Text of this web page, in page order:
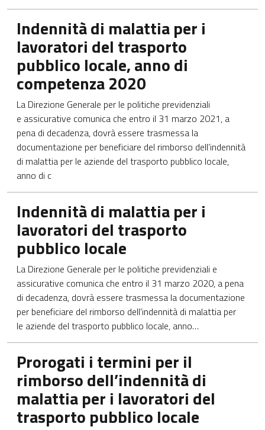
Indennità di malattia per i
lavoratori del trasporto
pubblico locale, anno di
competenza 2020
La Direzione Generale per le politiche previdenziali
e assicurative comunica che entro il 31 marzo 2021, a
pena di decadenza, dovrà essere trasmessa la
documentazione per beneficiare del rimborso dell’indennità
di malattia per le aziende del trasporto pubblico locale,
anno di c
Indennità di malattia per i
lavoratori del trasporto
pubblico locale
La Direzione Generale per le politiche previdenziali e
assicurative comunica che entro il 31 marzo 2020, a pena
di decadenza, dovrà essere trasmessa la documentazione
per beneficiare del rimborso dell'indennità di malattia per
le aziende del trasporto pubblico locale, anno…
Prorogati i termini per il
rimborso dell’indennità di
malattia per i lavoratori del
trasporto pubblico locale